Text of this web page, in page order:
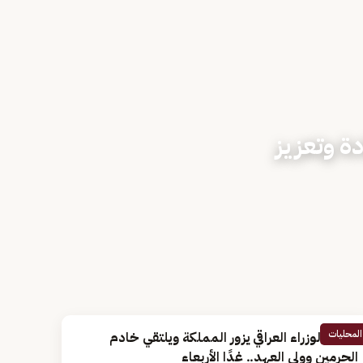
وتعزيز
المحليات
رئيس الوزراء العراقي يزور المملكة ويلتقي خادم
الحرمين وولي العهد.. غدًا الأربعاء